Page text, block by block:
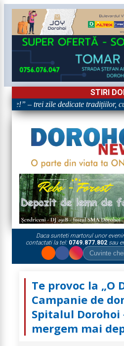
STIRI
– trei zile dedicate tradițiilor,
Daca sunteti martorul unor
contactati la tel: 0749.877.802sau
Te provoc la „O
Campanie de
Spitalul Dorohoi
mergem mai